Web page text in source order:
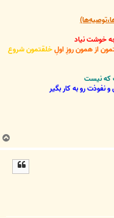
خوشت نیاد
از همون روزِ اولِخلقتمون شروع
که نیست
رو به کار بگیر